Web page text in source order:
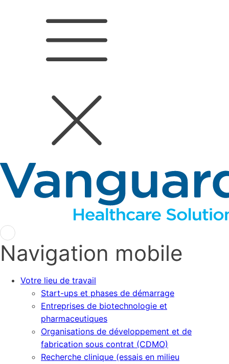
Navigation mobile
Votre lieu de travail
Start-ups et phases de démarrage
Entreprises de biotechnologie et
pharmaceutiques
Organisations de développement et de
fabrication sous contrat (CDMO)
Recherche clinique (essais en milieu